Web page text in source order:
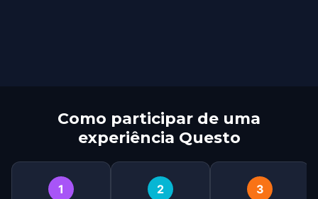
Como participar de uma
experiência Questo
1 2 3